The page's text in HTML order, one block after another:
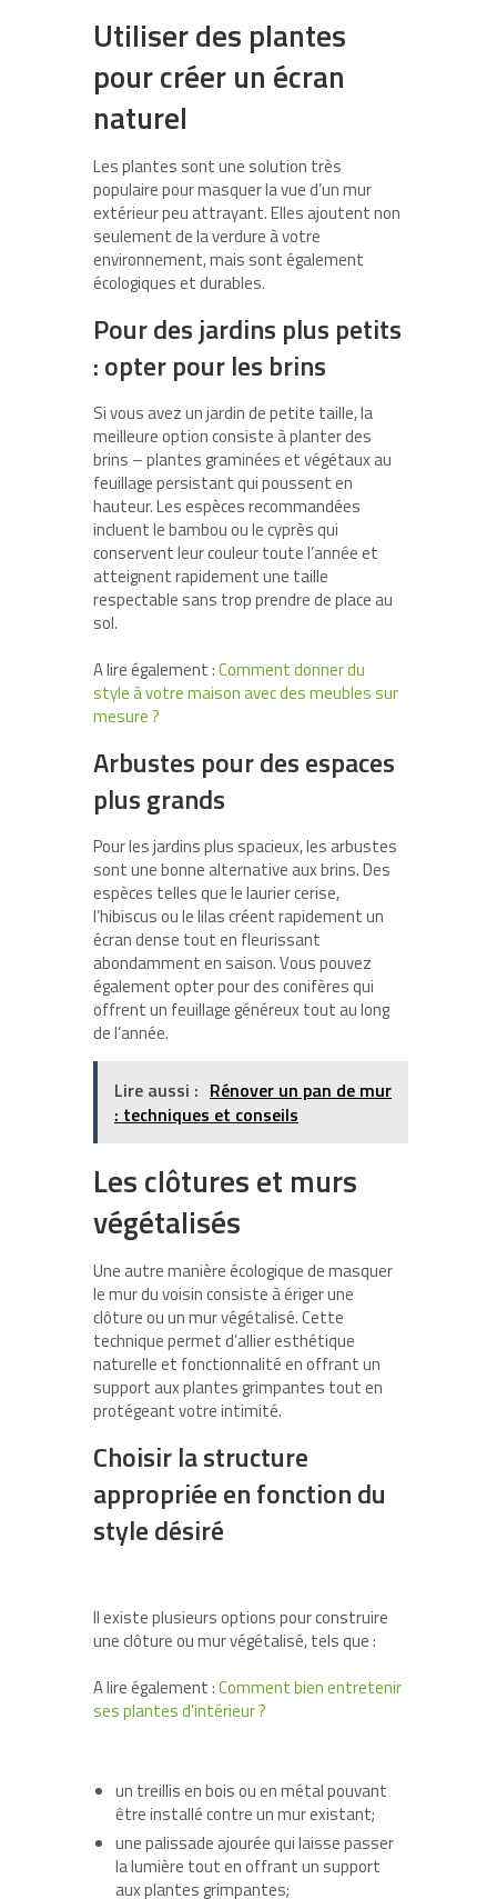
Utiliser des plantes
pour créer un écran
naturel
Les plantes sont une solution très
populaire pour masquer la vue d’un mur
extérieur peu attrayant. Elles ajoutent non
seulement de la verdure à votre
environnement, mais sont également
écologiques et durables.
Pour des jardins plus petits
: opter pour les brins
Si vous avez un jardin de petite taille, la
meilleure option consiste à planter des
brins – plantes graminées et végétaux au
feuillage persistant qui poussent en
hauteur. Les espèces recommandées
incluent le bambou ou le cyprès qui
conservent leur couleur toute l’année et
atteignent rapidement une taille
respectable sans trop prendre de place au
sol.
A lire également :Comment donner du
style à votre maison avec des meubles sur
mesure ?
Arbustes pour des espaces
plus grands
Pour les jardins plus spacieux, les arbustes
sont une bonne alternative aux brins. Des
espèces telles que le laurier cerise,
l’hibiscus ou le lilas créent rapidement un
écran dense tout en fleurissant
abondamment en saison. Vous pouvez
également opter pour des conifères qui
offrent un feuillage généreux tout au long
de l’année.
Lire aussi : Rénover un pan de mur
: techniques et conseils
Les clôtures et murs
végétalisés
Une autre manière écologique de masquer
le mur du voisin consiste à ériger une
clôture ou un mur végétalisé. Cette
technique permet d’allier esthétique
naturelle et fonctionnalité en offrant un
support aux plantes grimpantes tout en
protégeant votre intimité.
Choisir la structure
appropriée en fonction du
style désiré
Il existe plusieurs options pour construire
une clôture ou mur végétalisé, tels que :
A lire également :Comment bien entretenir
ses plantes d’intérieur ?
un treillis en bois ou en métal pouvant
être installé contre un mur existant;
une palissade ajourée qui laisse passer
la lumière tout en offrant un support
aux plantes grimpantes;